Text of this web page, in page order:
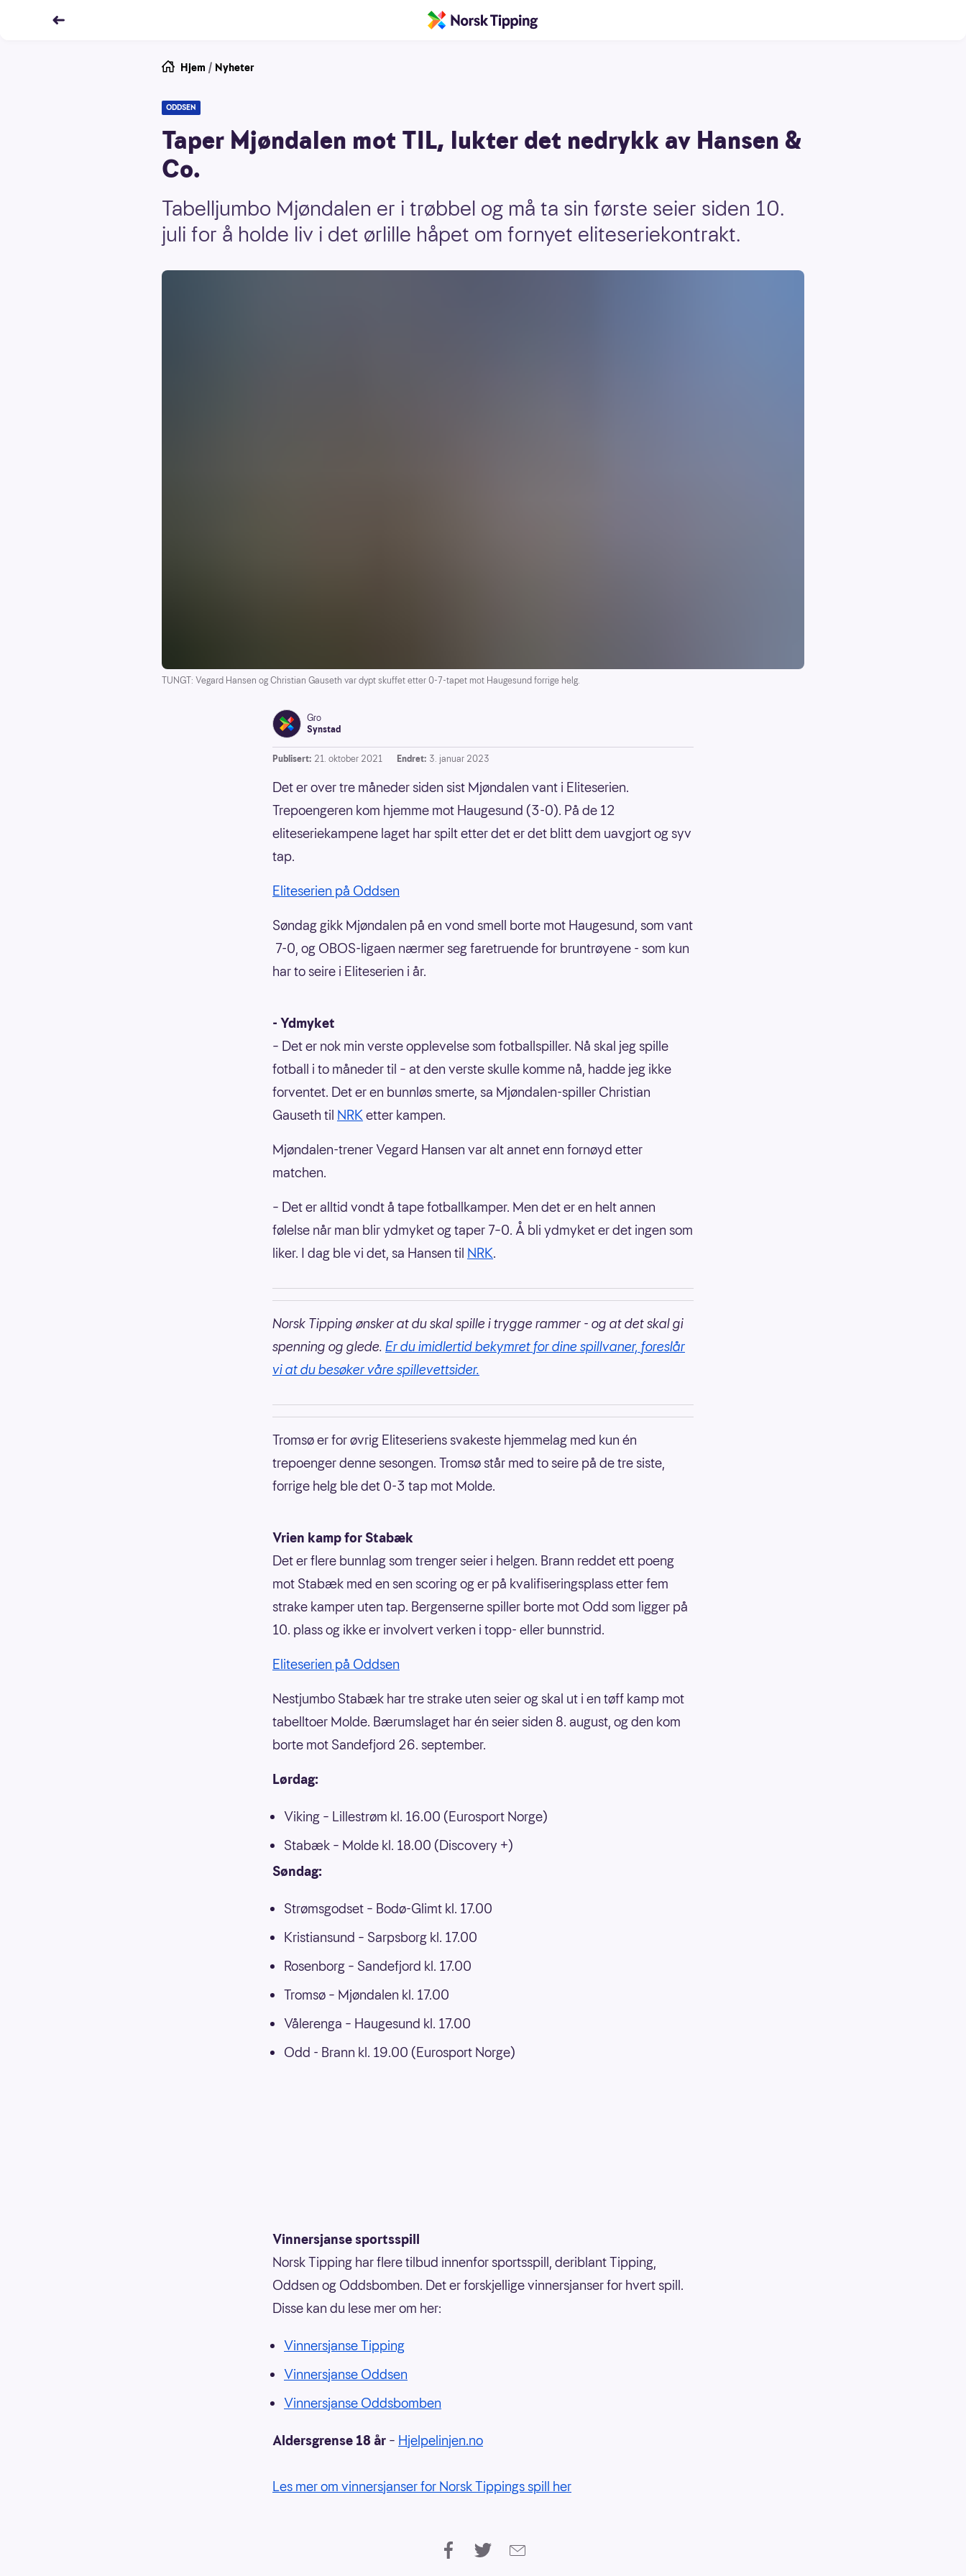
Hjem / Nyheter
ODDSEN
Taper Mjøndalen mot TIL, lukter det nedrykk av Hansen &
Co.
Tabelljumbo Mjøndalen er i trøbbel og må ta sin første seier siden 10.
juli for å holde liv i det ørlille håpet om fornyet eliteseriekontrakt.
TUNGT: Vegard Hansen og Christian Gauseth var dypt skuffet etter 0-7-tapet mot Haugesund forrige helg.
Gro
Synstad
Publisert: 21. oktober 2021 Endret: 3. januar 2023
Det er over tre måneder siden sist Mjøndalen vant i Eliteserien.
Trepoengeren kom hjemme mot Haugesund (3-0). På de 12
eliteseriekampene laget har spilt etter det er det blitt dem uavgjort og syv
tap.
Eliteserien på Oddsen
Søndag gikk Mjøndalen på en vond smell borte mot Haugesund, som vant
7-0, og OBOS-ligaen nærmer seg faretruende for bruntrøyene - som kun
har to seire i Eliteserien i år.
- Ydmyket
– Det er nok min verste opplevelse som fotballspiller. Nå skal jeg spille
fotball i to måneder til – at den verste skulle komme nå, hadde jeg ikke
forventet. Det er en bunnløs smerte, sa Mjøndalen-spiller Christian
Gauseth til NRKetter kampen.
Mjøndalen-trener Vegard Hansen var alt annet enn fornøyd etter
matchen.
– Det er alltid vondt å tape fotballkamper. Men det er en helt annen
følelse når man blir ydmyket og taper 7–0. Å bli ydmyket er det ingen som
liker. I dag ble vi det, sa Hansen til NRK.
Norsk Tipping ønsker at du skal spille i trygge rammer - og at det skal gi
spenning og glede. Er du imidlertid bekymret for dine spillvaner, foreslår
vi at du besøker våre spillevettsider.
Tromsø er for øvrig Eliteseriens svakeste hjemmelag med kun én
trepoenger denne sesongen. Tromsø står med to seire på de tre siste,
forrige helg ble det 0-3 tap mot Molde.
Vrien kamp for Stabæk
Det er flere bunnlag som trenger seier i helgen. Brann reddet ett poeng
mot Stabæk med en sen scoring og er på kvalifiseringsplass etter fem
strake kamper uten tap. Bergenserne spiller borte mot Odd som ligger på
10. plass og ikke er involvert verken i topp- eller bunnstrid.
Eliteserien på Oddsen
Nestjumbo Stabæk har tre strake uten seier og skal ut i en tøff kamp mot
tabelltoer Molde. Bærumslaget har én seier siden 8. august, og den kom
borte mot Sandefjord 26. september.
Lørdag:
Viking – Lillestrøm kl. 16.00 (Eurosport Norge)
Stabæk – Molde kl. 18.00 (Discovery +)
Søndag:
Strømsgodset – Bodø-Glimt kl. 17.00
Kristiansund – Sarpsborg kl. 17.00
Rosenborg – Sandefjord kl. 17.00
Tromsø – Mjøndalen kl. 17.00
Vålerenga – Haugesund kl. 17.00
Odd - Brann kl. 19.00 (Eurosport Norge)
Vinnersjanse sportsspill
Norsk Tipping har flere tilbud innenfor sportsspill, deriblant Tipping,
Oddsen og Oddsbomben. Det er forskjellige vinnersjanser for hvert spill.
Disse kan du lese mer om her:
Vinnersjanse Tipping
Vinnersjanse Oddsen
Vinnersjanse Oddsbomben
Aldersgrense 18 år – Hjelpelinjen.no
Les mer om vinnersjanser for Norsk Tippings spill her